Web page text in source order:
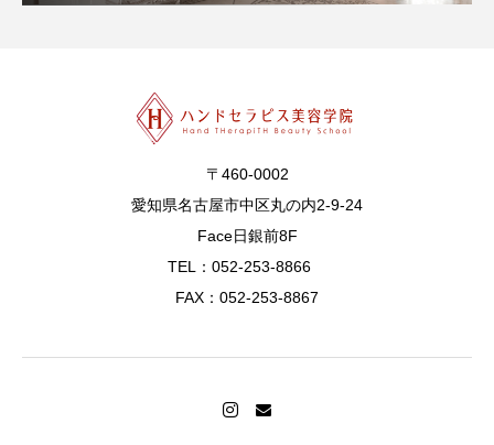
〒460-0002
愛知県名古屋市中区丸の内2-9-24
Face日銀前8F
TEL：052-253-8866
FAX：052-253-8867